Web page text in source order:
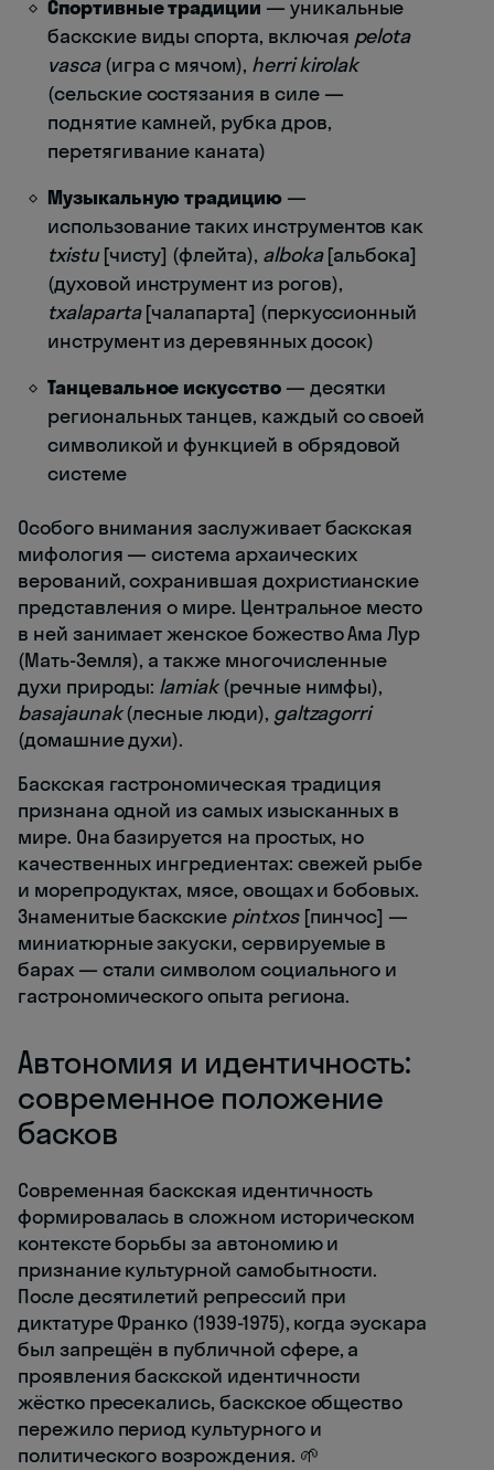
Спортивные традиции — уникальные
баскские виды спорта, включая pelota
vasca(игра с мячом), herri kirolak
(сельские состязания в силе —
поднятие камней, рубка дров,
перетягивание каната)
Музыкальную традицию —
использование таких инструментов как
txistu[чисту] (флейта), alboka[альбока]
(духовой инструмент из рогов),
txalaparta[чалапарта] (перкуссионный
инструмент из деревянных досок)
Танцевальное искусство— десятки
региональных танцев, каждый со своей
символикой и функцией в обрядовой
системе
Особого внимания заслуживает баскская
мифология — система архаических
верований, сохранившая дохристианские
представления о мире. Центральное место
в ней занимает женское божество Ама Лур
(Мать-Земля), а также многочисленные
духи природы: lamiak(речные нимфы),
basajaunak(лесные люди), galtzagorri
(домашние духи).
Баскская гастрономическая традиция
признана одной из самых изысканных в
мире. Она базируется на простых, но
качественных ингредиентах: свежей рыбе
и морепродуктах, мясе, овощах и бобовых.
Знаменитые баскские pintxos[пинчос] —
миниатюрные закуски, сервируемые в
барах — стали символом социального и
гастрономического опыта региона.
Автономия и идентичность:
современное положение
басков
Современная баскская идентичность
формировалась в сложном историческом
контексте борьбы за автономию и
признание культурной самобытности.
После десятилетий репрессий при
диктатуре Франко (1939-1975), когда эускара
был запрещён в публичной сфере, а
проявления баскской идентичности
жёстко пресекались, баскское общество
пережило период культурного и
политического возрождения. 🌱